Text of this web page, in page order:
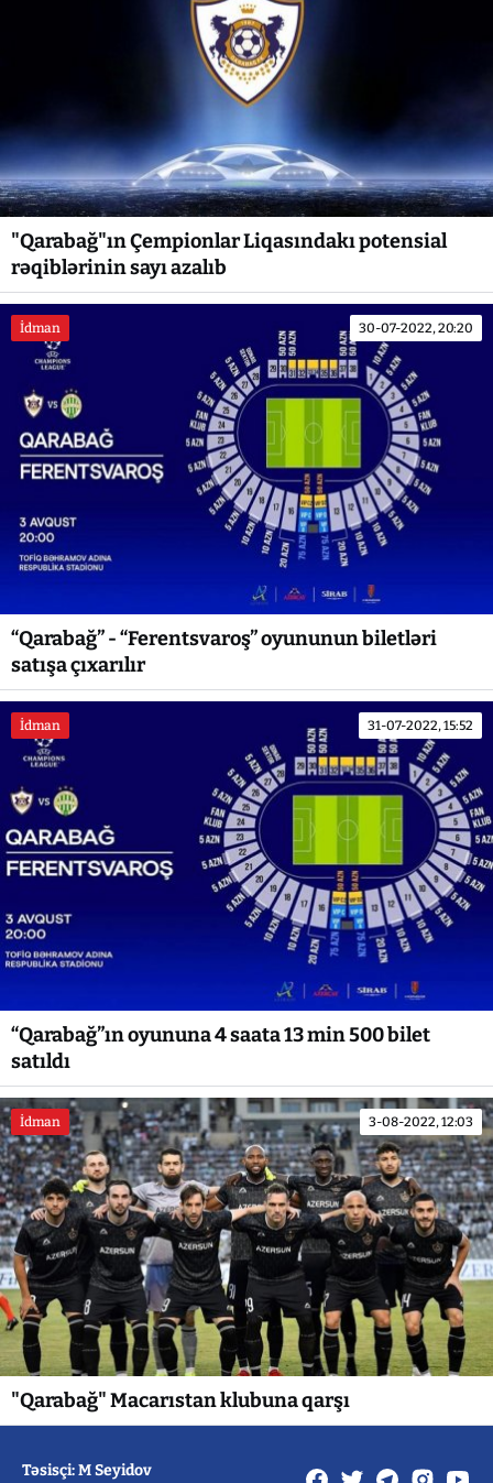
"Qarabağ"ın Çempionlar Liqasındakı potensial
rəqiblərinin sayı azalıb
İdman 30-07-2022, 20:20
“Qarabağ” - “Ferentsvaroş” oyununun biletləri
satışa çıxarılır
İdman 31-07-2022, 15:52
“Qarabağ”ın oyununa 4 saata 13 min 500 bilet
satıldı
İdman 3-08-2022, 12:03
"Qarabağ" Macarıstan klubuna qarşı
Təsisçi: M Seyidov